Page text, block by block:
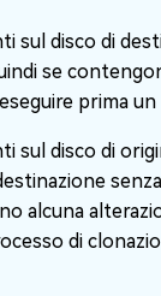
sul disco di
se
prima un
sul disco di
alcuna
di